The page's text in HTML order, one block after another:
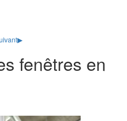
▶
fenêtres en